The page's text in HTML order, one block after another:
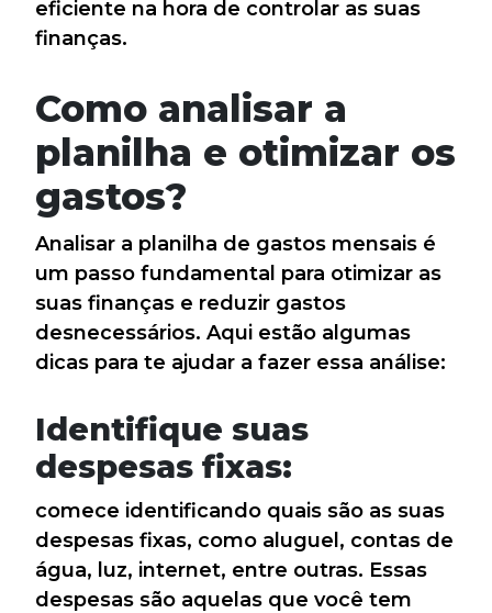
eficiente na hora de controlar as suas
finanças.
Como analisar a
planilha e otimizar os
gastos?
Analisar a planilha de gastos mensais é
um passo fundamental para otimizar as
suas finanças e reduzir gastos
desnecessários. Aqui estão algumas
dicas para te ajudar a fazer essa análise:
Identifique suas
despesas fixas:
comece identificando quais são as suas
despesas fixas, como aluguel, contas de
água, luz, internet, entre outras. Essas
despesas são aquelas que você tem